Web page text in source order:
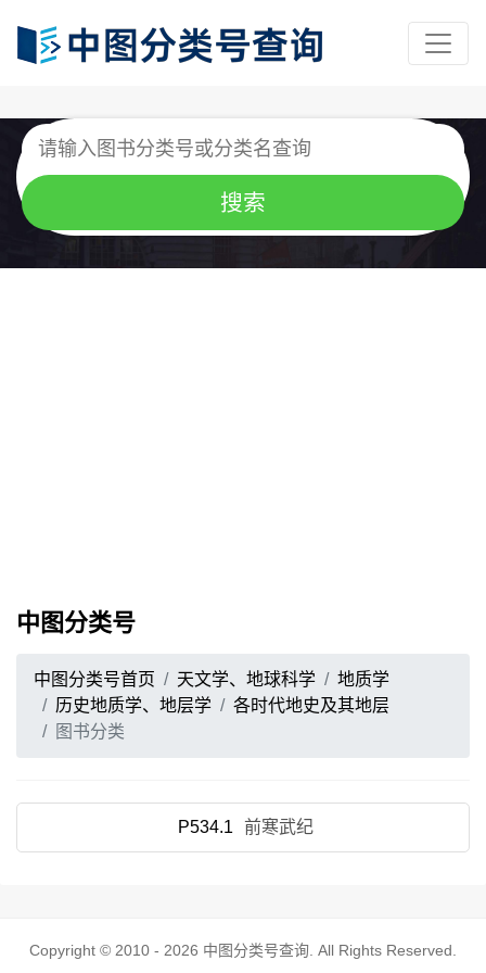
中图分类号
中图分类号首页 天文学、地球科学
地质学
历史地质学、地层学
各时代地史及其地层
图书分类
P534.1 前寒武纪
Copyright © 2010 - 2026 中图分类号查询 . All Rights Reserved.